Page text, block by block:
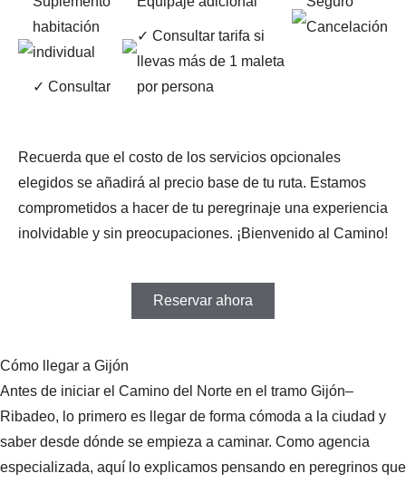
habitación
individual
✓ Consultar
✓ Consultar tarifa si
llevas más de 1 maleta
por persona
Cancelación
Recuerda que el costo de los servicios opcionales
elegidos se añadirá al precio base de tu ruta. Estamos
comprometidos a hacer de tu peregrinaje una experiencia
inolvidable y sin preocupaciones. ¡Bienvenido al Camino!
Reservar ahora
Cómo llegar a Gijón
Antes de iniciar el Camino del Norte en el tramo Gijón–
Ribadeo, lo primero es llegar de forma cómoda a la ciudad y
saber desde dónde se empieza a caminar. Como agencia
especializada, aquí lo explicamos pensando en peregrinos que